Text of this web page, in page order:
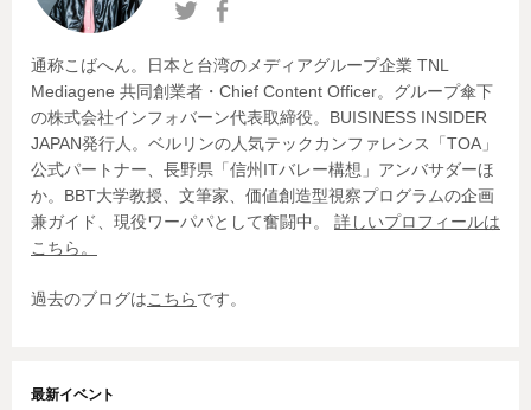
ョ
ン
通称こばへん。日本と台湾のメディアグループ企業 TNL
Mediagene 共同創業者・Chief Content Officer。グループ傘下
の株式会社インフォバーン代表取締役。BUISINESS INSIDER
JAPAN発行人。ベルリンの人気テックカンファレンス「TOA」
公式パートナー、長野県「信州ITバレー構想」アンバサダーほ
か。BBT大学教授、文筆家、価値創造型視察プログラムの企画
兼ガイド、現役ワーパパとして奮闘中。 詳しいプロフィールは
こちら。
過去のブログはこちらです。
最新イベント